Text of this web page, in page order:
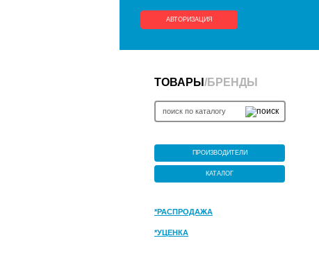
АВТОРИЗАЦИЯ
ТОВАРЫ /БРЕНДЫ
ПРОИЗВОДИТЕЛИ
КАТАЛОГ
*РАСПРОДАЖА
*УЦЕНКА